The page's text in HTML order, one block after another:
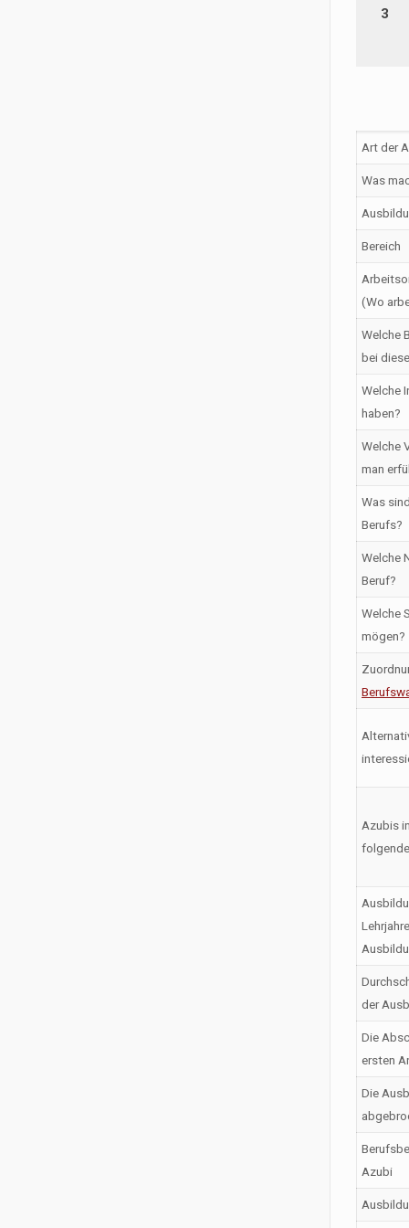
3
Art der
Was
Bereich
(Wo
Welche
bei
Welche
haben?
Welche
man
Was
Berufs?
Welche
Beruf?
Welche
mögen?
Azubis
der
Die
ersten
Die
Azubi